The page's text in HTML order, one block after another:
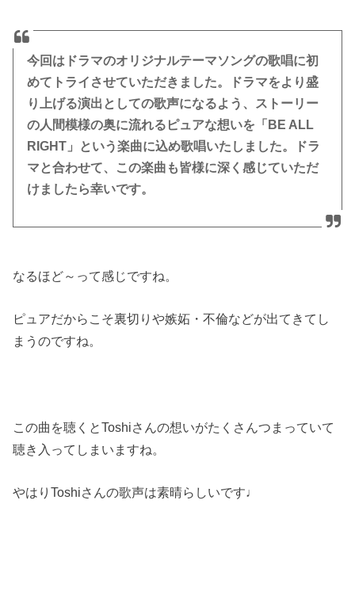
今回はドラマのオリジナルテーマソングの歌唱に初
めてトライさせていただきました。ドラマをより盛
り上げる演出としての歌声になるよう、ストーリー
の人間模様の奥に流れるピュアな想いを「BE ALL
RIGHT」という楽曲に込め歌唱いたしました。ドラ
マと合わせて、この楽曲も皆様に深く感じていただ
けましたら幸いです。
なるほど～って感じですね。
ピュアだからこそ裏切りや嫉妬・不倫などが出てきてし
まうのですね。
この曲を聴くとToshiさんの想いがたくさんつまっていて
聴き入ってしまいますね。
やはりToshiさんの歌声は素晴らしいです♩